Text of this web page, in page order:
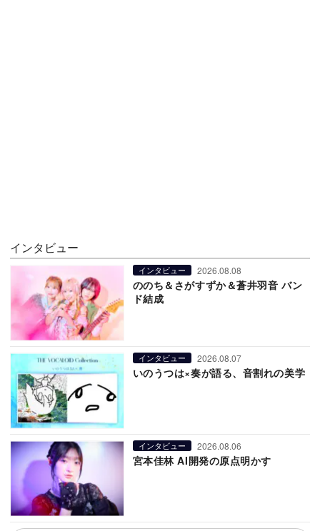
インタビュー
インタビュー 2026.08.08
ののち＆さがすずか＆蒼井羽音 バン
ド結成
インタビュー 2026.08.07
いのうつは×奏が語る、音割れの美学
インタビュー 2026.08.06
宮本佳林 AI開発の原点明かす